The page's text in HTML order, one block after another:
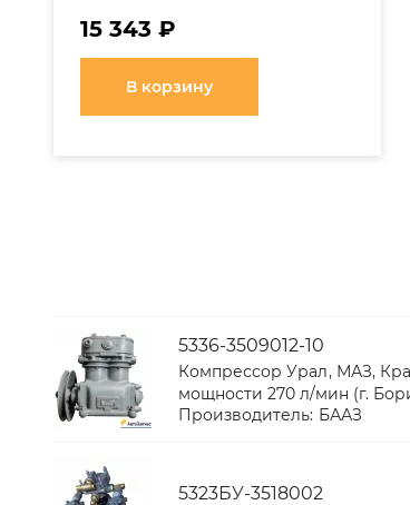
15 343 ₽
В корзину
5336-3509012-10
Компрессор Урал, МАЗ,
мощности 270 л/мин (г.
Производитель: БААЗ
5323БУ-3518002